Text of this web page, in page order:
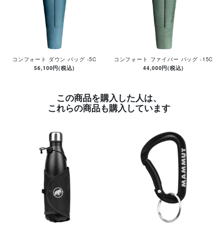
コンフォート ダウン バッグ -5C
56,100円(税込)
コンフォート ファイバー バッグ -15C
44,000円(税込)
この商品を購入した人は、
これらの商品も購入しています